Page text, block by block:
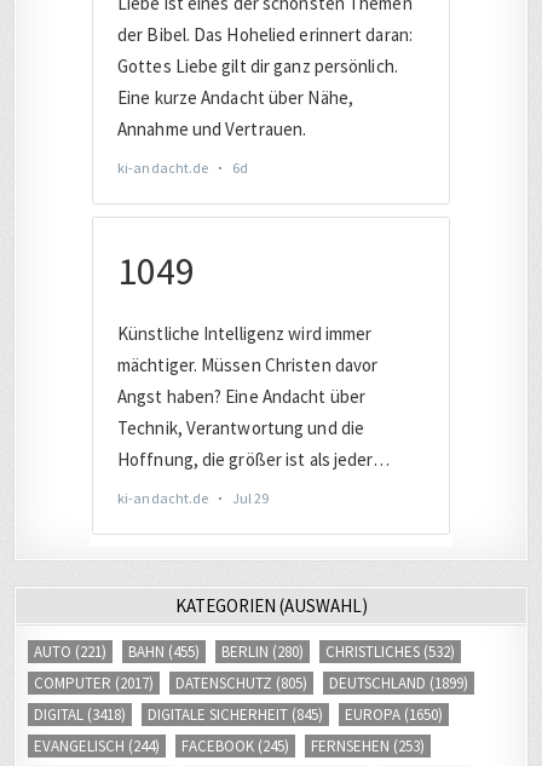
KATEGORIEN (AUSWAHL)
AUTO (221) BAHN (455) BERLIN (280) CHRISTLICHES (532)
COMPUTER (2017) DATENSCHUTZ (805) DEUTSCHLAND (1899)
DIGITAL (3418) DIGITALE SICHERHEIT (845) EUROPA (1650)
EVANGELISCH (244) FACEBOOK (245) FERNSEHEN (253)